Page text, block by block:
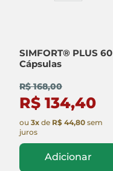
SIMFORT® PLUS 60
Cápsulas
R$ 168,00
R$ 134,40
ou 3x de R$ 44,80 sem
juros
Adicionar